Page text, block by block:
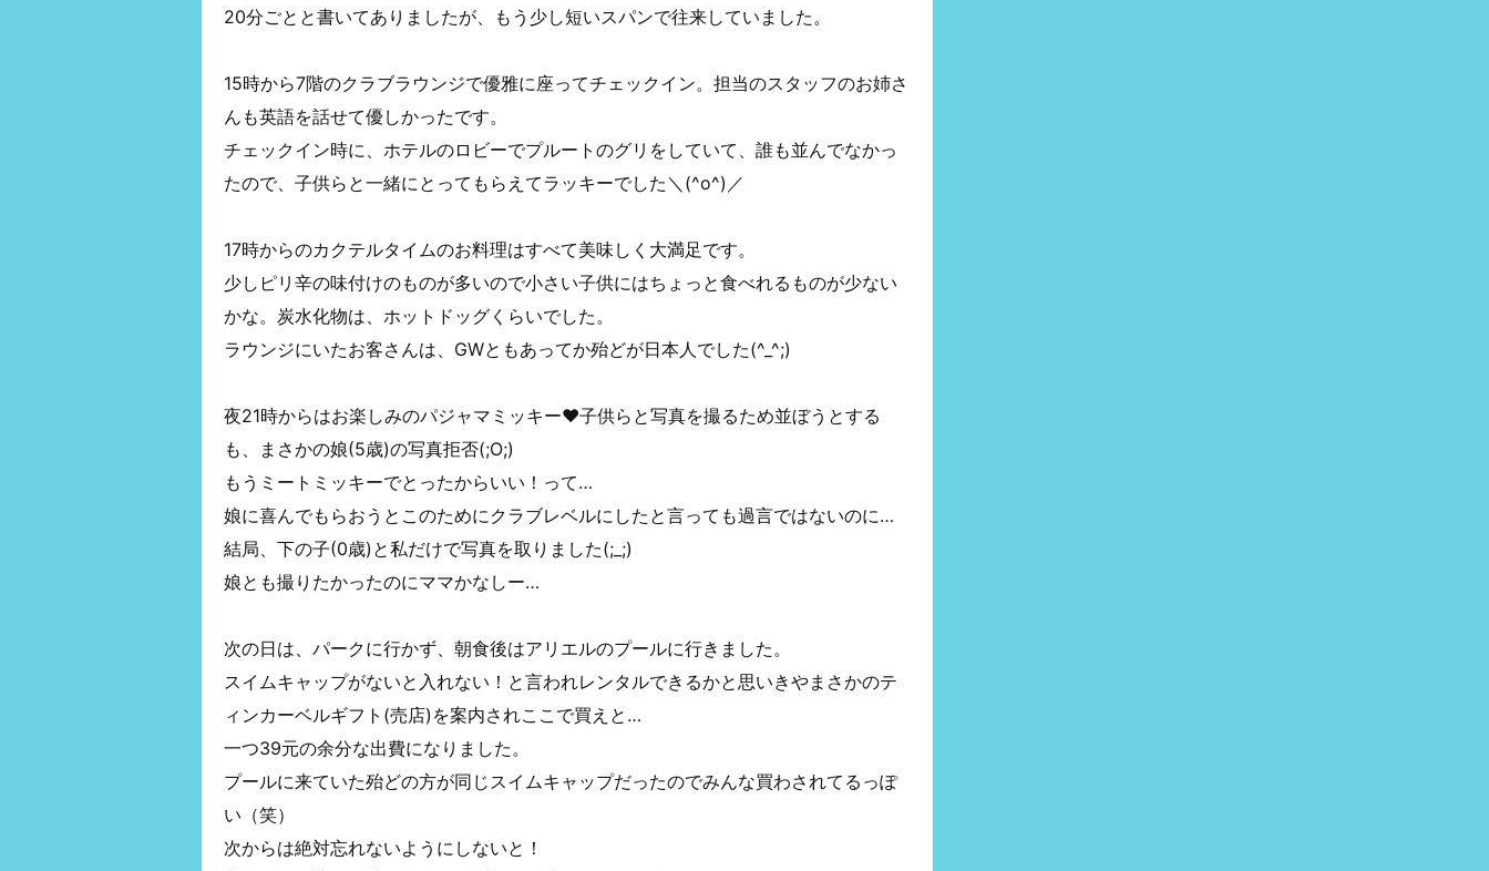
20分ごとと書いてありましたが、もう少し短いスパンで往来していました。
15時から7階のクラブラウンジで優雅に座ってチェックイン。担当のスタッフのお姉さ
んも英語を話せて優しかったです。
チェックイン時に、ホテルのロビーでプルートのグリをしていて、誰も並んでなかっ
たので、子供らと一緒にとってもらえてラッキーでした＼(^o^)／
17時からのカクテルタイムのお料理はすべて美味しく大満足です。
少しピリ辛の味付けのものが多いので小さい子供にはちょっと食べれるものが少ない
かな。炭水化物は、ホットドッグくらいでした。
ラウンジにいたお客さんは、GWともあってか殆どが日本人でした(^_^;)
夜21時からはお楽しみのパジャマミッキー❤子供らと写真を撮るため並ぼうとする
も、まさかの娘(5歳)の写真拒否(;O;)
もうミートミッキーでとったからいい！って…
娘に喜んでもらおうとこのためにクラブレベルにしたと言っても過言ではないのに…
結局、下の子(0歳)と私だけで写真を取りました(;_;)
娘とも撮りたかったのにママかなしー…
次の日は、パークに行かず、朝食後はアリエルのプールに行きました。
スイムキャップがないと入れない！と言われレンタルできるかと思いきやまさかのテ
ィンカーベルギフト(売店)を案内されここで買えと…
一つ39元の余分な出費になりました。
プールに来ていた殆どの方が同じスイムキャップだったのでみんな買わされてるっぽ
い（笑）
次からは絶対忘れないようにしないと！